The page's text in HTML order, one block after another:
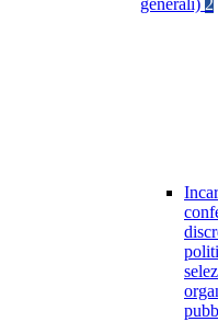
generali) 2